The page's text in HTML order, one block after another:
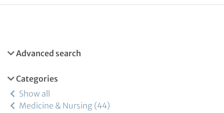
Advanced search
Categories
Show all
Medicine & Nursing 44